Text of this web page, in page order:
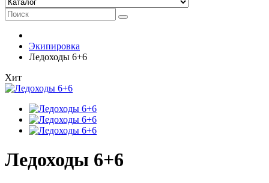
Экипировка
Ледоходы 6+6
Хит
Ледоходы 6+6